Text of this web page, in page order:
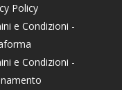
Policy
e Condizioni -
e Condizioni -